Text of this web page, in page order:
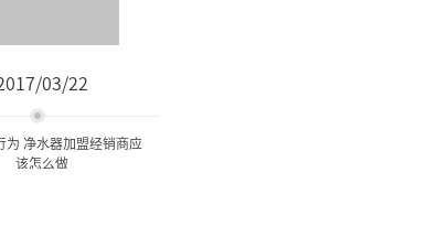
03/22
为 净水器加盟经销商应
该怎么做